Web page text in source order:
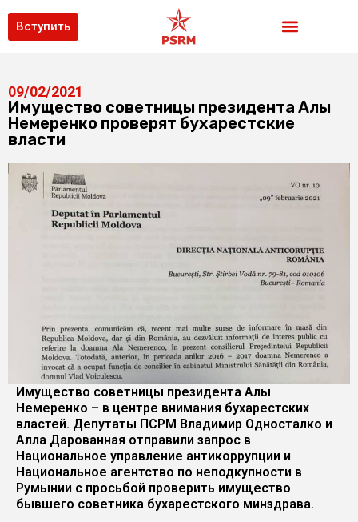
Вступить
09/02/2021
Имущество советницы президента Алы
Немеренко проверят бухарестские
власти
Имущество советницы президента Алы
Немеренко – в центре внимания бухарестских
властей. Депутаты ПСРМ Владимир Односталко и
Алла Дарованная отправили запрос в
Национальное управление антикоррупции и
Национальное агентство по неподкупности в
Румынии с просьбой проверить имущество
бывшего советника бухарестского минздрава.